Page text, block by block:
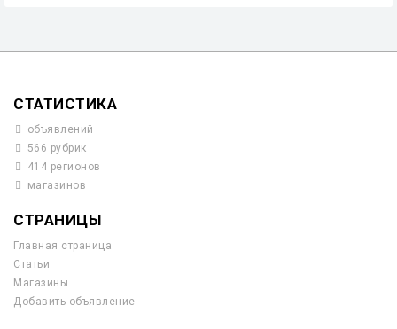
СТАТИСТИКА
объявлений
566 рубрик
414 регионов
магазинов
СТРАНИЦЫ
Главная страница
Статьи
Магазины
Добавить объявление